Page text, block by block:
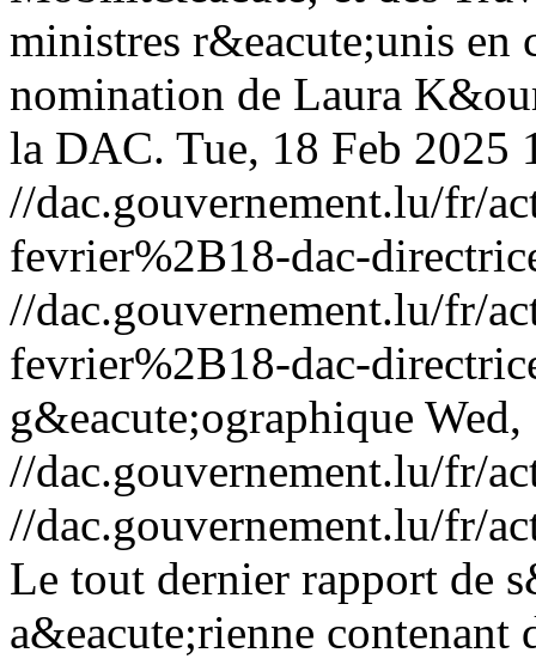
ministres r&eacute;unis en
nomination de Laura
la DAC. Tue, 18 Feb 2025
//dac.gouvernement.lu/fr/
fevrier%2B18-dac-
//dac.gouvernement.lu/fr/
fevrier%2B18-dac-
g&eacute;ographique
//dac.gouvernement.lu/fr/
//dac.gouvernement.lu/fr/
Le tout dernier rapport de
a&eacute;rienne contenant